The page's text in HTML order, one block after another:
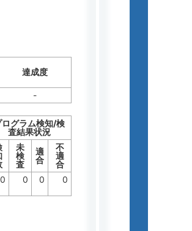
達成度
-
ログラム検知/検
査結果状況
未
検
査
適
合
不
適
合
0 0 0 0